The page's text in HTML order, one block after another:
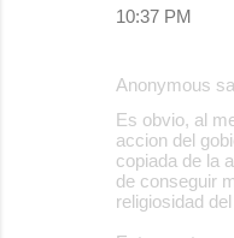
10:37 PM
Anonymous
Es obvio, al
accion del
copiada de la
de conseguir
religiosidad